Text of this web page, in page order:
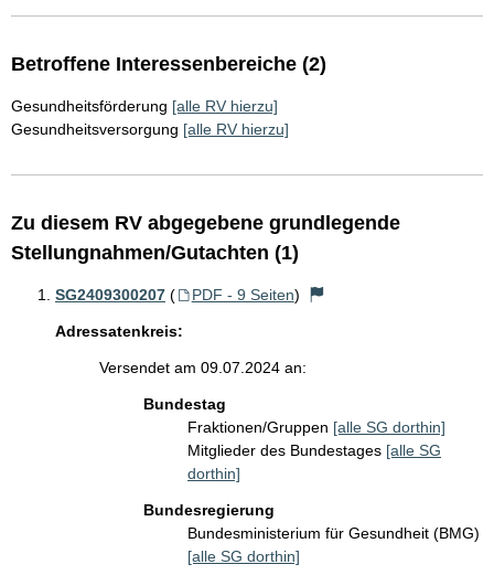
Betroffene Interessenbereiche (2)
Gesundheitsförderung [alle RV hierzu]
Gesundheitsversorgung [alle RV hierzu]
Zu diesem RV abgegebene grundlegende
Stellungnahmen/Gutachten (1)
SG2409300207 ( PDF - 9 Seiten)
Adressatenkreis:
Versendet am 09.07.2024 an:
Bundestag
Fraktionen/Gruppen [alle SG dorthin]
Mitglieder des Bundestages [alle SG
dorthin]
Bundesregierung
Bundesministerium für Gesundheit (BMG)
[alle SG dorthin]